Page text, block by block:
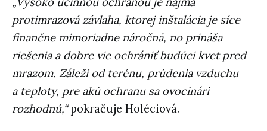
protimrazová závlaha, ktorej inštalácia je síce
finančne mimoriadne náročná, no prináša
riešenia a dobre vie ochrániť budúci kvet pred
mrazom. Záleží od terénu, prúdenia vzduchu
a teploty, pre akú ochranu sa ovocinári
rozhodnú,“pokračuje Holéciová.